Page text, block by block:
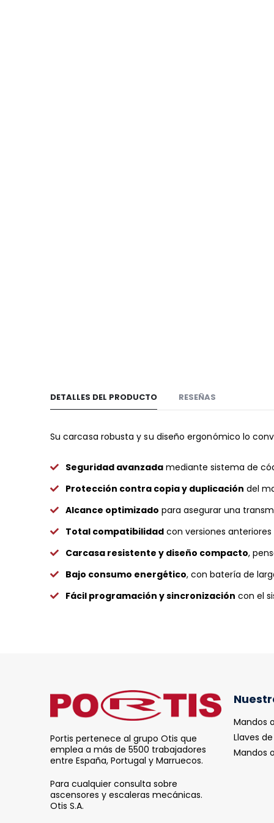
DETALLES DEL PRODUCTO
Su carcasa robusta y su diseño ergonómico lo
Seguridad avanzada mediante sistema de
Protección contra copia y duplicación del
Alcance optimizado para asegurar una
Total compatibilidad con versiones
Carcasa resistente y diseño compacto,
Bajo consumo energético, con batería de
Fácil programación y sincronización con el
RESEÑAS
Portis pertenece al grupo Otis que
emplea a más de 5500 trabajadores
entre España, Portugal y Marruecos.
Para cualquier consulta sobre
ascensores y escaleras mecánicas.
Otis S.A.
Mandos
Llaves
Mandos